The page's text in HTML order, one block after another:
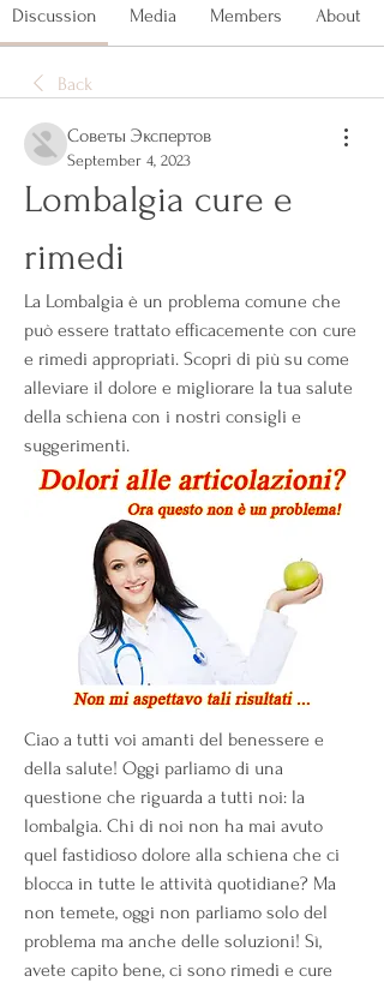
Discussion Media Members About
Back
Советы Экспертов
September 4, 2023
Lombalgia cure e
rimedi
La Lombalgia è un problema comune che
può essere trattato efficacemente con cure
e rimedi appropriati. Scopri di più su come
alleviare il dolore e migliorare la tua salute
della schiena con i nostri consigli e
suggerimenti.
Ciao a tutti voi amanti del benessere e
della salute! Oggi parliamo di una
questione che riguarda a tutti noi: la
lombalgia. Chi di noi non ha mai avuto
quel fastidioso dolore alla schiena che ci
blocca in tutte le attività quotidiane? Ma
non temete, oggi non parliamo solo del
problema ma anche delle soluzioni! Sì,
avete capito bene, ci sono rimedi e cure